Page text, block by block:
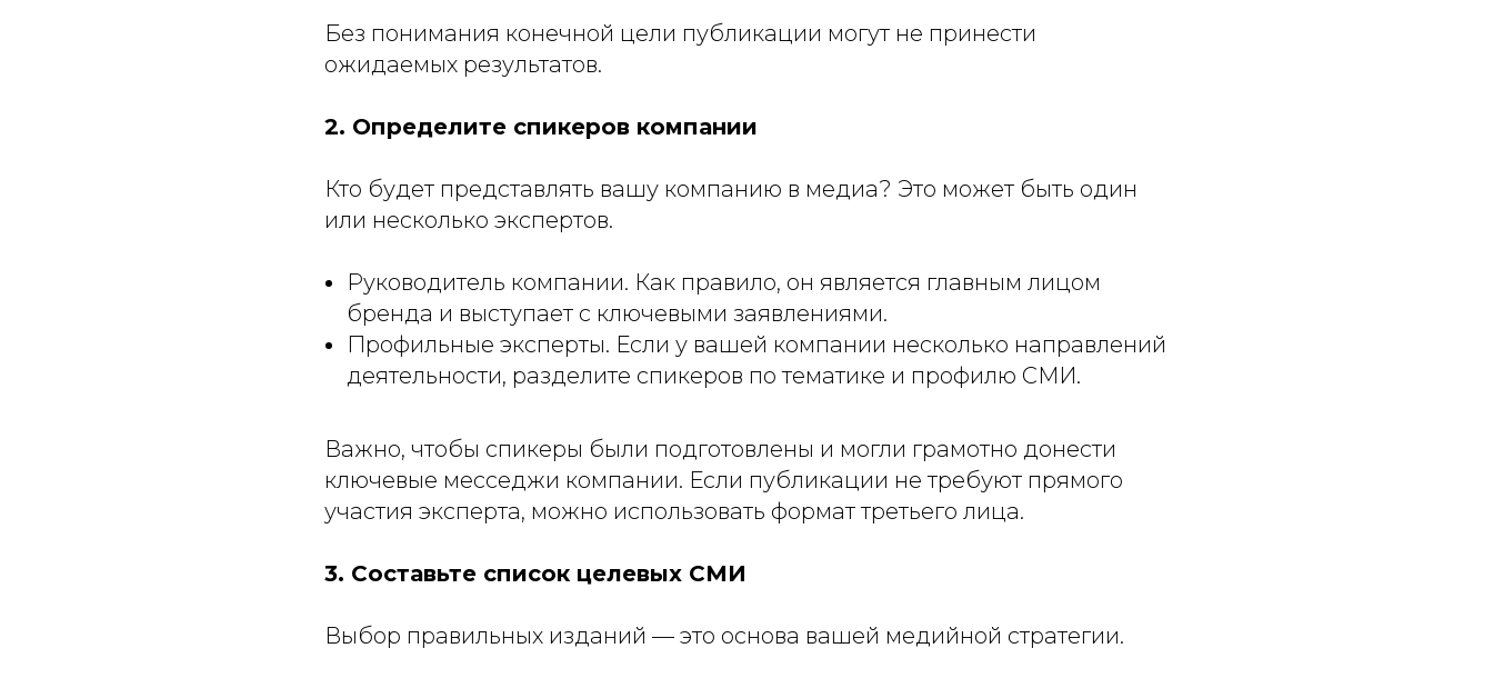
Без понимания конечной цели публикации могут не принести
ожидаемых результатов.
2. Определите спикеров компании
Кто будет представлять вашу компанию в медиа? Это может быть один
или несколько экспертов.
Руководитель компании. Как правило, он является главным лицом
бренда и выступает с ключевыми заявлениями.
Профильные эксперты. Если у вашей компании несколько направлений
деятельности, разделите спикеров по тематике и профилю СМИ.
Важно, чтобы спикеры были подготовлены и могли грамотно донести
ключевые месседжи компании. Если публикации не требуют прямого
участия эксперта, можно использовать формат третьего лица.
3. Составьте список целевых СМИ
Выбор правильных изданий — это основа вашей медийной стратегии.